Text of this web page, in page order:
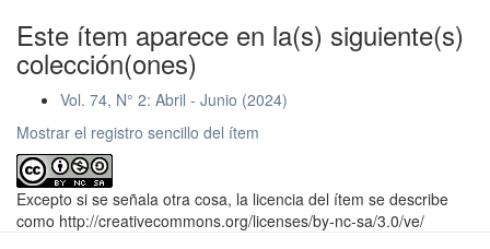
Este ítem aparece en la(s) siguiente(s)
colección(ones)
Vol. 74, N° 2: Abril - Junio (2024)
Mostrar el registro sencillo del ítem
Excepto si se señala otra cosa, la licencia del ítem se describe
como http://creativecommons.org/licenses/by-nc-sa/3.0/ve/